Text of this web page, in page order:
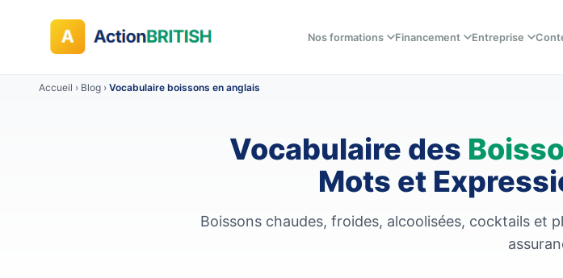
Nos formations Financement Entreprise
Accueil › Blog › Vocabulaire boissons en anglais
Vocabulaire des
Mots et
Boissons chaudes, froides, alcoolisées, cocktails et